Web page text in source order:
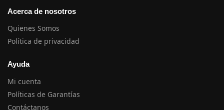
Acerca de nosotros
Quienes Somos
Política de privacidad
Ayuda
Mi cuenta
Políticas de Garantías
Contáctanos